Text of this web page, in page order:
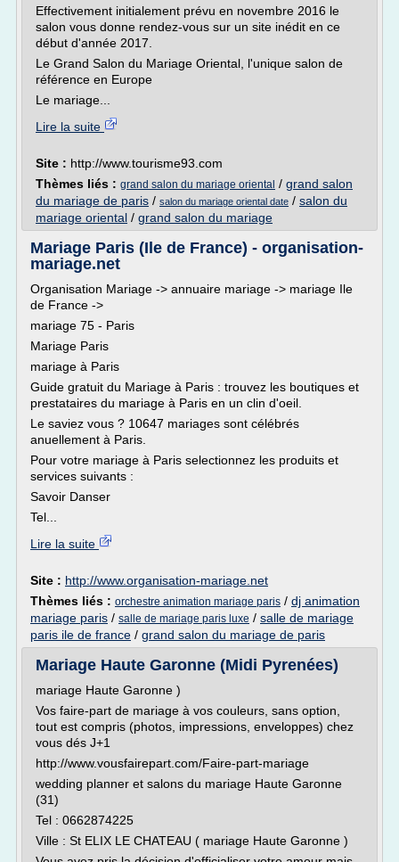
Effectivement initialement prévu en novembre 2016 le
salon vous donne rendez-vous sur un site inédit en ce
début d'année 2017.
Le Grand Salon du Mariage Oriental, l'unique salon de
référence en Europe
Le mariage...
Lire la suite
Site : http://www.tourisme93.com
Thèmes liés : grand salon du mariage oriental / grand salon
du mariage de paris / salon du mariage oriental date / salon du
mariage oriental / grand salon du mariage
Mariage Paris (Ile de France) - organisation-
mariage.net
Organisation Mariage -> annuaire mariage -> mariage Ile
de France ->
mariage 75 - Paris
Mariage Paris
mariage à Paris
Guide gratuit du Mariage à Paris : trouvez les boutiques et
prestataires du mariage à Paris en un clin d'oeil.
Le saviez vous ? 10647 mariages sont célébrés
anuellement à Paris.
Pour votre mariage à Paris selectionnez les produits et
services suivants :
Savoir Danser
Tel...
Lire la suite
Site : http://www.organisation-mariage.net
Thèmes liés : orchestre animation mariage paris / dj animation
mariage paris / salle de mariage paris luxe / salle de mariage
paris ile de france / grand salon du mariage de paris
Mariage Haute Garonne (Midi Pyrenées)
mariage Haute Garonne )
Vos faire-part de mariage à vos couleurs, sans option,
tout est compris (photos, impressions, enveloppes) chez
vous dés J+1
http://www.vousfairepart.com/Faire-part-mariage
wedding planner et salons du mariage Haute Garonne
(31)
Tel : 0662874225
Ville : St ELIX LE CHATEAU ( mariage Haute Garonne )